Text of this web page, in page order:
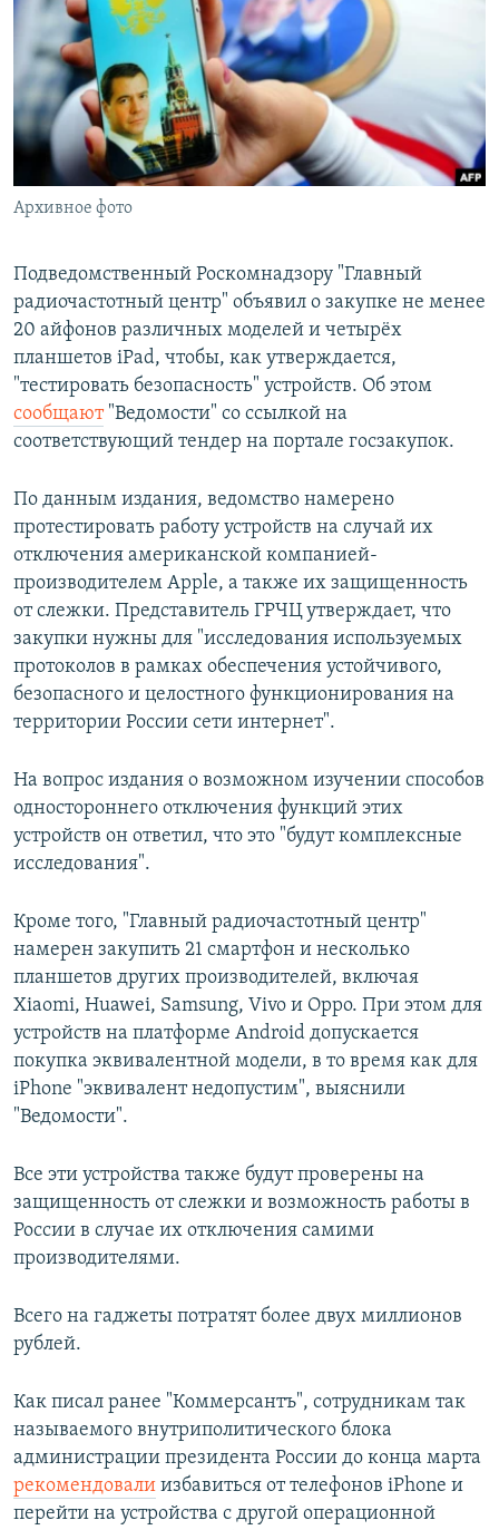
РАСПИСАНИЕ ВЕЩАНИЯ
ПОДПИШИТЕСЬ НА РАССЫЛКУ
СОЦИАЛЬНЫЕ СЕТИ
Все сайты РСЕ/РС
Архивное фото
Подведомственный Роскомнадзору "Главный
радиочастотный центр" объявил о закупке не менее
20 айфонов различных моделей и четырёх
планшетов iPad, чтобы, как утверждается,
"тестировать безопасность" устройств. Об этом
сообщают"Ведомости" со ссылкой на
соответствующий тендер на портале госзакупок.
По данным издания, ведомство намерено
протестировать работу устройств на случай их
отключения американской компанией-
производителем Apple, а также их защищенность
от слежки. Представитель ГРЧЦ утверждает, что
закупки нужны для "исследования используемых
протоколов в рамках обеспечения устойчивого,
безопасного и целостного функционирования на
территории России сети интернет".
На вопрос издания о возможном изучении способов
одностороннего отключения функций этих
устройств он ответил, что это "будут комплексные
исследования".
Кроме того, "Главный радиочастотный центр"
намерен закупить 21 смартфон и несколько
планшетов других производителей, включая
Xiaomi, Huawei, Samsung, Vivo и Oppo. При этом для
устройств на платформе Android допускается
покупка эквивалентной модели, в то время как для
iPhone "эквивалент недопустим", выяснили
"Ведомости".
Все эти устройства также будут проверены на
защищенность от слежки и возможность работы в
России в случае их отключения самими
производителями.
Всего на гаджеты потратят более двух миллионов
рублей.
Как писал ранее "Коммерсантъ", сотрудникам так
называемого внутриполитического блока
администрации президента России до конца марта
рекомендовали избавиться от телефонов iPhone и
перейти на устройства с другой операционной